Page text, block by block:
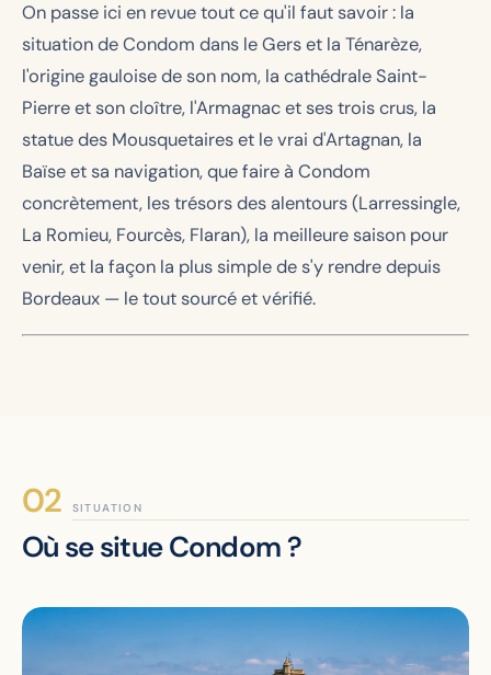
On passe ici en revue tout ce qu'il faut savoir : la
situation de Condom dans le Gers et la Ténarèze,
l'origine gauloise de son nom, la cathédrale Saint-
Pierre et son cloître, l'Armagnac et ses trois crus, la
statue des Mousquetaires et le vrai d'Artagnan, la
Baïse et sa navigation, que faire à Condom
concrètement, les trésors des alentours (Larressingle,
La Romieu, Fourcès, Flaran), la meilleure saison pour
venir, et la façon la plus simple de s'y rendre depuis
Bordeaux — le tout sourcé et vérifié.
SITUATION
Où se situe Condom ?